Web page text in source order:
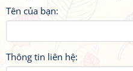
Tên của bạn:
Thông tin liên hệ: